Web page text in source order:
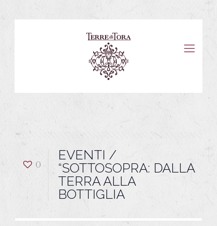
0
EVENTI /
“SOTTOSOPRA: DALLA
TERRA ALLA
BOTTIGLIA